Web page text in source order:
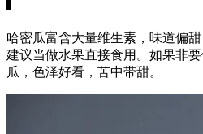
哈密瓜富含大量维生素，味道偏
建议当做水果直接食用。如果非
瓜，色泽好看，苦中带甜。